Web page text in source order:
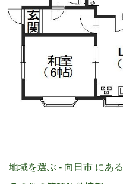
地域を選ぶ - 向日市 にある